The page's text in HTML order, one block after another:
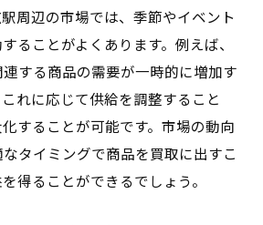
周辺の市場では、季節やイベント
ることがよくあります。例えば、
する商品の需要が一時的に増加す
れに応じて供給を調整すること
することが可能です。市場の動向
タイミングで商品を買取に出すこ
得ることができるでしょう。